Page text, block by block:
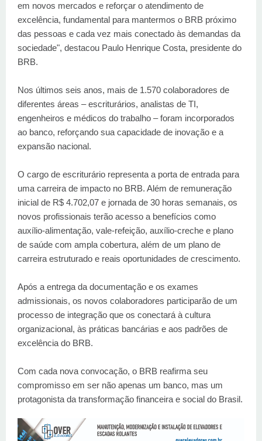
em novos mercados e reforçar o atendimento de
excelência, fundamental para mantermos o BRB próximo
das pessoas e cada vez mais conectado às demandas da
sociedade", destacou Paulo Henrique Costa, presidente do
BRB.
Nos últimos seis anos, mais de 1.570 colaboradores de
diferentes áreas – escriturários, analistas de TI,
engenheiros e médicos do trabalho – foram incorporados
ao banco, reforçando sua capacidade de inovação e a
expansão nacional.
O cargo de escriturário representa a porta de entrada para
uma carreira de impacto no BRB. Além de remuneração
inicial de R$ 4.702,07 e jornada de 30 horas semanais, os
novos profissionais terão acesso a benefícios como
auxílio-alimentação, vale-refeição, auxílio-creche e plano
de saúde com ampla cobertura, além de um plano de
carreira estruturado e reais oportunidades de crescimento.
Após a entrega da documentação e os exames
admissionais, os novos colaboradores participarão de um
processo de integração que os conectará à cultura
organizacional, às práticas bancárias e aos padrões de
excelência do BRB.
Com cada nova convocação, o BRB reafirma seu
compromisso em ser não apenas um banco, mas um
protagonista da transformação financeira e social do Brasil.